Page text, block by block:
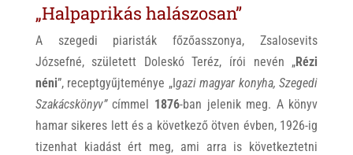
„Halpaprikás halászosan”
A szegedi piaristák főzőasszonya, Zsalosevits
Józsefné, született Doleskó Teréz, írói nevén „Rézi
néni”, receptgyűjteménye „Igazi magyar konyha, Szegedi
Szakácskönyv”címmel 1876-ban jelenik meg. A könyv
hamar sikeres lett és a következő ötven évben, 1926-ig
tizenhat kiadást ért meg, ami arra is következtetni